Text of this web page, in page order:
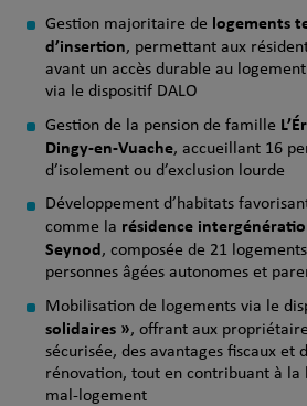
Gestion majoritaire de logements
d’insertion, permettant aux
avant un accès durable au
via le dispositif DALO
Gestion de la pension de famille
Dingy‑en‑Vuache, accueillant 16
d’isolement ou d’exclusion lourde
Développement d’habitats
comme la résidence
Seynod, composée de 21
personnes âgées autonomes et
Mobilisation de logements via le
solidaires », offrant aux
sécurisée, des avantages fiscaux et
rénovation, tout en contribuant à la
mal‑logement